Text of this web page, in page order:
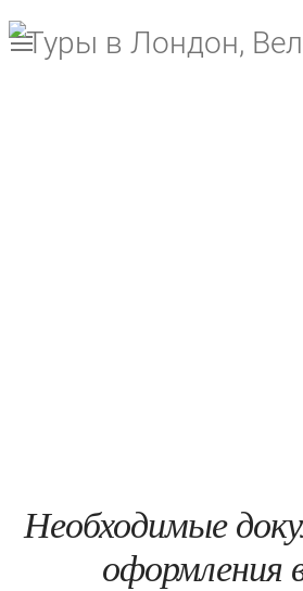
Необходимые
оформления